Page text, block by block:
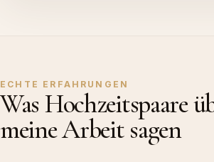
ECHTE ERFAHRUNGEN
Was Hochzeitspaare
meine Arbeit sagen